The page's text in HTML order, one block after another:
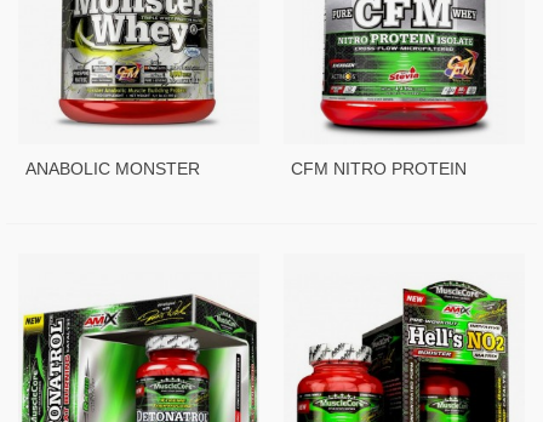
ANABOLIC MONSTER
CFM NITRO PROTEIN